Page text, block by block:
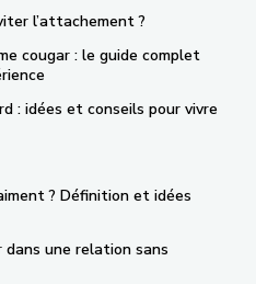
l’attachement ?
cougar : le guide complet
: idées et conseils pour vivre
? Définition et idées
une relation sans